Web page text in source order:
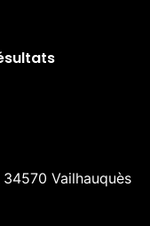
Vailhauquès